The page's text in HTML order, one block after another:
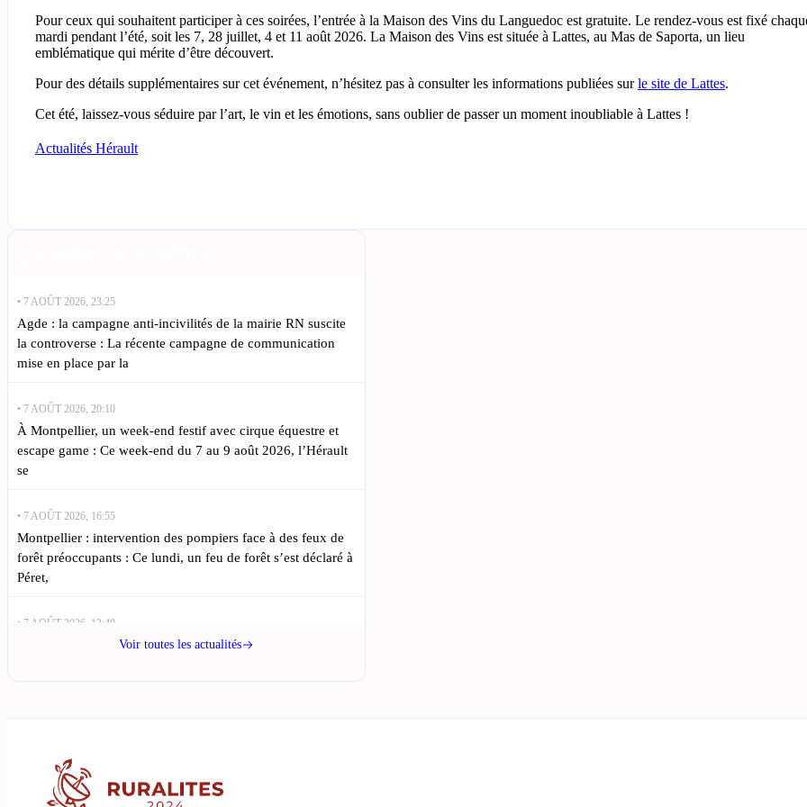
Pour ceux qui souhaitent participer à ces soirées, l’entrée à la Maison des Vins du Languedoc est gratuite. Le rendez-vous est fixé
mardi pendant l’été, soit les 7, 28 juillet, 4 et 11 août 2026. La Maison des Vins est située à Lattes, au Mas de Saporta, un lieu
emblématique qui mérite d’être découvert.
Pour des détails supplémentaires sur cet événement, n’hésitez pas à consulter les informations publiées surle site de Lattes.
Cet été, laissez-vous séduire par l’art, le vin et les émotions, sans oublier de passer un moment inoubliable à Lattes !
Actualités Hérault
• 7 AOÛT 2026, 23:25
Agde : la campagne anti-incivilités de la mairie RN suscite
la controverse : La récente campagne de communication
mise en place par la
• 7 AOÛT 2026, 20:10
À Montpellier, un week-end festif avec cirque équestre et
escape game : Ce week-end du 7 au 9 août 2026, l’Hérault
se
• 7 AOÛT 2026, 16:55
Montpellier : intervention des pompiers face à des feux de
forêt préoccupants : Ce lundi, un feu de forêt s’est déclaré à
Péret,
• 7 AOÛT 2026, 13:40
Un homme vole un bus de l’Agglo à Béziers pendant la nuit
SOS Racisme a révélé des
Voir toutes les actualités